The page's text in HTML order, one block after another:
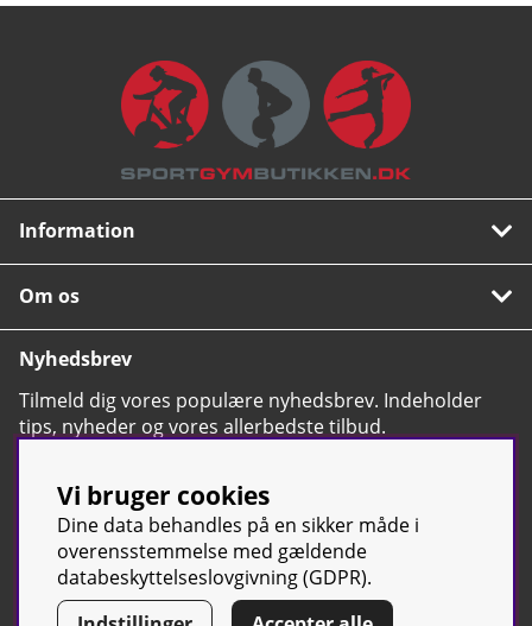
Information
Om os
Nyhedsbrev
Tilmeld dig vores populære nyhedsbrev. Indeholder
tips, nyheder og vores allerbedste tilbud.
© Sport & Gym Butiken JTC AB |Kontakt os| All rights reserved |
Vi bruger cookies
Dine data behandles på en sikker måde i
overensstemmelse med gældende
databeskyttelseslovgivning (GDPR).